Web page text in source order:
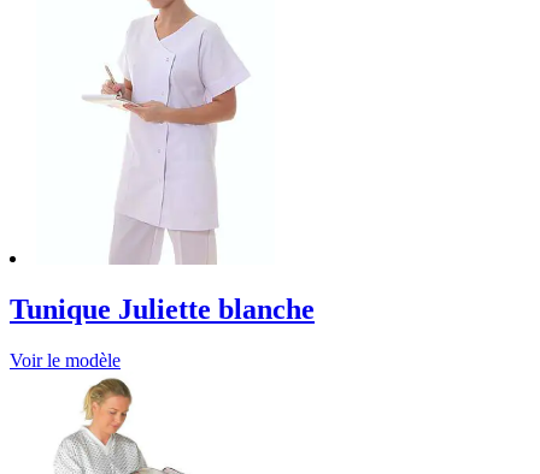
Tunique Juliette blanche
Voir le modèle